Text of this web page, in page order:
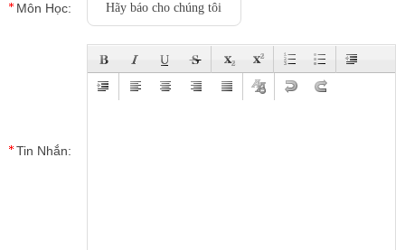
Môn Học:
Tin Nhắn: